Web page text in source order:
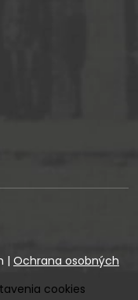
| Ochrana osobných
cookies